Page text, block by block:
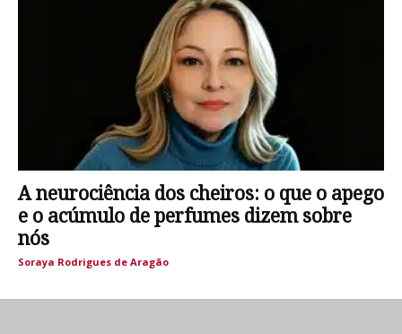
A neurociência dos cheiros: o que o apego
e o acúmulo de perfumes dizem sobre
nós
Soraya Rodrigues de Aragão